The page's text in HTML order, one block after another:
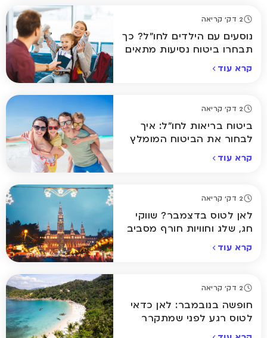
2 דק' קריאה
נוסעים עם הילדים לחו"ל? כך
תבחרו ביטוח נסיעות מתאים
קרא עוד
2 דק' קריאה
ביטוח בריאות לחו"ל: איך
לבחור את הביטוח המומלץ
קרא עוד
2 דק' קריאה
לאן לטוס בדצמבר? שווקי
חג, שלג וחוויות חורף מסביב
קרא עוד
2 דק' קריאה
חופשה בנובמבר: לאן כדאי
לטוס רגע לפני שמתקרר